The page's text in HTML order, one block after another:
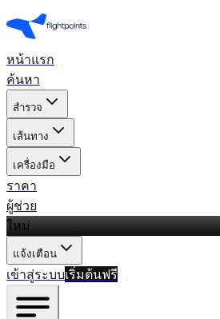
หน้าแรก
ค้นหา
สำรวจ
เส้นทาง
เครื่องมือ
ราคา
ผู้ช่วย
ใหม่
แจ้งเตือน
เข้าสู่ระบบเริ่มต้นฟรี